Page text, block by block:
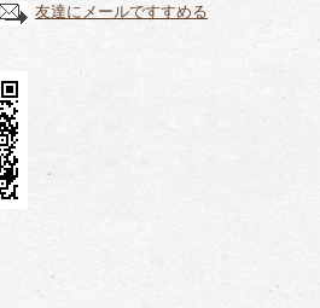
友達にメールですすめる